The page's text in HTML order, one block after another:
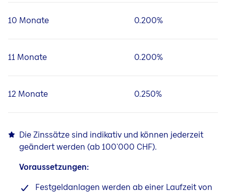
10 Monate 0.200%
11 Monate 0.200%
12 Monate 0.250%
Die Zinssätze sind indikativ und können jederzeit
geändert werden (ab 100'000 CHF).
Voraussetzungen:
Festgeldanlagen werden ab einer Laufzeit von